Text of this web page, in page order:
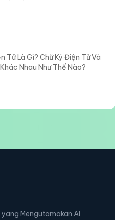
Tử Là Gì? Chữ Ký Điện Tử Và
Nhau Như Thế Nào?
Mengutamakan AI